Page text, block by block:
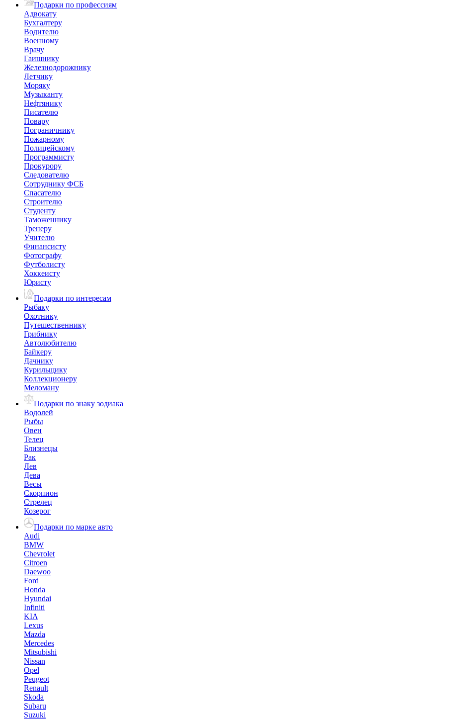
Подарки по профессиям
Адвокату
Бухгалтеру
Водителю
Военному
Врачу
Гаишнику
Железнодорожнику
Летчику
Моряку
Музыканту
Нефтянику
Писателю
Повару
Пограничнику
Пожарному
Полицейскому
Программисту
Прокурору
Следователю
Сотруднику ФСБ
Спасателю
Строителю
Студенту
Таможеннику
Тренеру
Учителю
Финансисту
Фотографу
Футболисту
Хоккеисту
Юристу
Подарки по интересам
Рыбаку
Охотнику
Путешественнику
Грибнику
Автолюбителю
Байкеру
Дачнику
Курильщику
Коллекционеру
Меломану
Подарки по знаку зодиака
Водолей
Рыбы
Овен
Телец
Близнецы
Рак
Лев
Дева
Весы
Скорпион
Стрелец
Козерог
Подарки по марке авто
Audi
BMW
Chevrolet
Citroen
Daewoo
Ford
Honda
Hyundai
Infiniti
KIA
Lexus
Mazda
Mercedes
Mitsubishi
Nissan
Opel
Peugeot
Renault
Skoda
Subaru
Suzuki